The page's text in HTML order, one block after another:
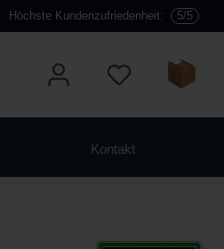
Höchste Kundenzufriedenheit: 5/5
Kontakt